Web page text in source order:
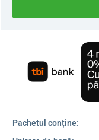
Pachetul conține: